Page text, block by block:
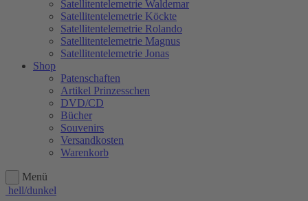
Satellitentelemetrie Waldemar
Satellitentelemetrie Köckte
Satellitentelemetrie Rolando
Satellitentelemetrie Magnus
Satellitentelemetrie Jonas
Shop
Patenschaften
Artikel Prinzesschen
DVD/CD
Bücher
Souvenirs
Versandkosten
Warenkorb
Menü
hell/dunkel